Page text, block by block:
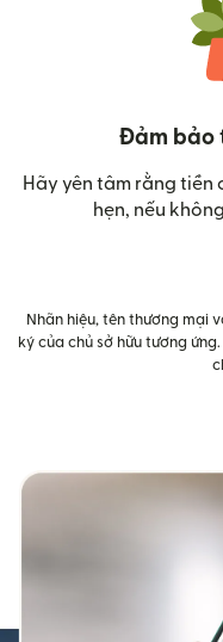
Đảm bảo
Hãy yên tâm rằng tiền
hẹn, nếu
Nhãn hiệu, tên thương mại
ký của chủ sở hữu tương